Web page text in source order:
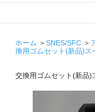
ホーム ＞SNES/SFC ＞
換用ゴムセット(新品)ス
交換用ゴムセット(新品)